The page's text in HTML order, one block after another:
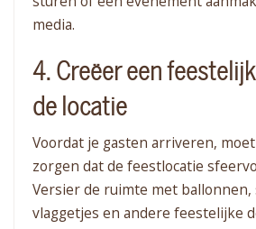
media.
4. Creëer een
de locatie
Voordat je gasten arriveren,
zorgen dat de feestlocatie
Versier de ruimte met ballonnen,
vlaggetjes en andere feestelijke